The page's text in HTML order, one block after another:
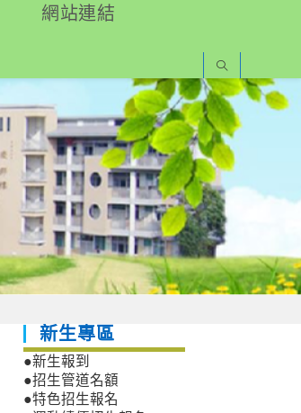
網站連結
新生專區
●新生報到
●招生管道名額
●特色招生報名